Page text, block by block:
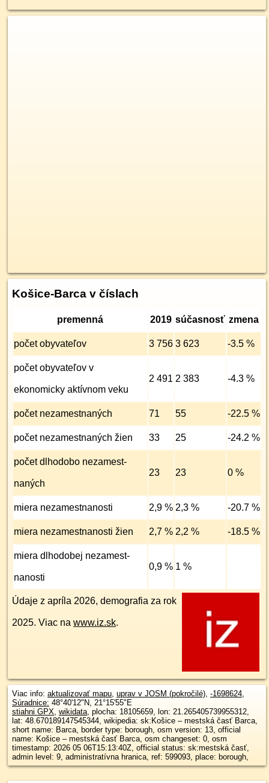
Košice-Barca v číslach
premenná 2019 súčasnosť zmena
počet obyvateľov 3 756 3 623 -3.5 %
počet obyvateľov v
ekonomicky aktívnom veku
2 491 2 383 -4.3 %
počet nezamest­naných 71 55 -22.5 %
počet nezamest­naných žien 33 25 -24.2 %
počet dlhodobo nezamest­
naných
23 23 0 %
miera nezamest­nanosti 2,9 % 2,3 % -20.7 %
miera nezamest­nanosti žien 2,7 % 2,2 % -18.5 %
miera dlhodobej nezamest­
nanosti
0,9 % 1 %
Údaje z apríla 2026, demografia za rok
2025. Viac na www.iz.sk.
Viac info: aktualizovať mapu uprav v JOSM (pokročilé) -1698624
Súradnice: 48°40'12"N 21°15'55"E
stiahni GPX wikidata , plocha: 18105659, lon: 21.265405739955312,
lat: 48.670189147545344, wikipedia: sk:Košice – mestská časť Barca,
short name: Barca, border type: borough, osm version: 13, official
name: Košice – mestská časť Barca, osm changeset: 0, osm
timestamp: 2026 05 06T15:13:40Z, official status: sk:mestská časť,
admin level: 9, administratívna hranica, ref: 599093, place: borough,